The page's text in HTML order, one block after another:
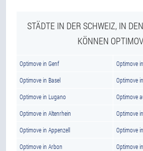
STÄDTE IN DER SCHWEIZ, IN
KÖNNEN
Optimove in Genf Optimove
Optimove in Basel Optimove
Optimove in Lugano Optimove
Optimove in Altenrhein Optimove
Optimove in Appenzell Optimove
Optimove in Arbon Optimove